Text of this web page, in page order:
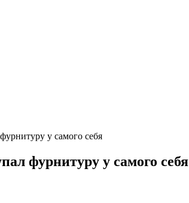
у самого себя
фурнитуру у самого себя